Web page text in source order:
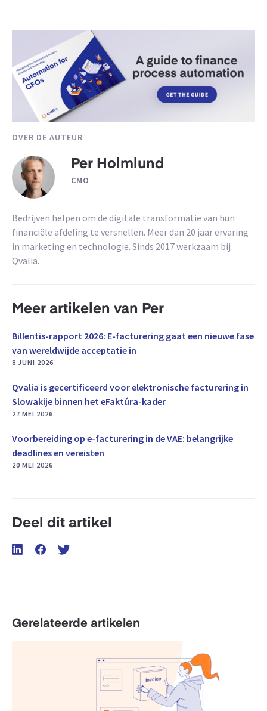
OVER DE AUTEUR
Per Holmlund
CMO
Bedrijven helpen om de digitale transformatie van hun
financiële afdeling te versnellen. Meer dan 20 jaar ervaring
in marketing en technologie. Sinds 2017 werkzaam bij
Qvalia.
Meer artikelen van Per
Billentis-rapport 2026: E-facturering gaat een nieuwe fase
van wereldwijde acceptatie in
8 JUNI 2026
Qvalia is gecertificeerd voor elektronische facturering in
Slowakije binnen het eFaktúra-kader
27 MEI 2026
Voorbereiding op e-facturering in de VAE: belangrijke
deadlines en vereisten
20 MEI 2026
Deel dit artikel
Gerelateerde artikelen